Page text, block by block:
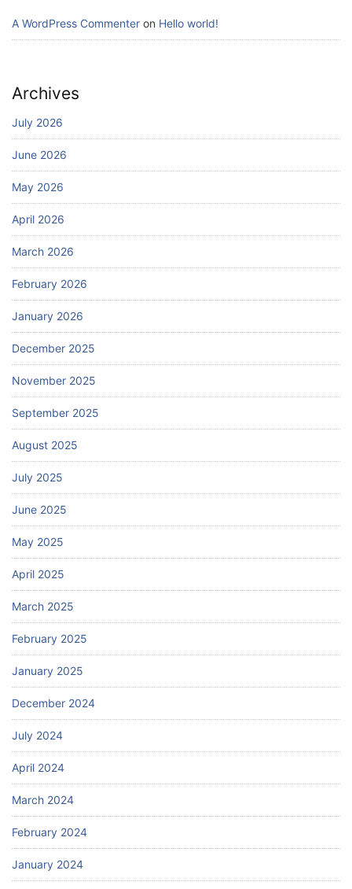
A WordPress Commenter on Hello world!
Archives
July 2026
June 2026
May 2026
April 2026
March 2026
February 2026
January 2026
December 2025
November 2025
September 2025
August 2025
July 2025
June 2025
May 2025
April 2025
March 2025
February 2025
January 2025
December 2024
July 2024
April 2024
March 2024
February 2024
January 2024